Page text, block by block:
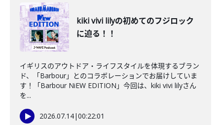
kiki vivi lilyの初めてのフジロック
に迫る！！
イギリスのアウトドア・ライフスタイルを体現するブラン
ド、「Barbour」とのコラボレーションでお届けしていま
す！「Barbour NiEW EDITION」今回は、kiki vivi lilyさん
を...
2026.07.14|00:22:01